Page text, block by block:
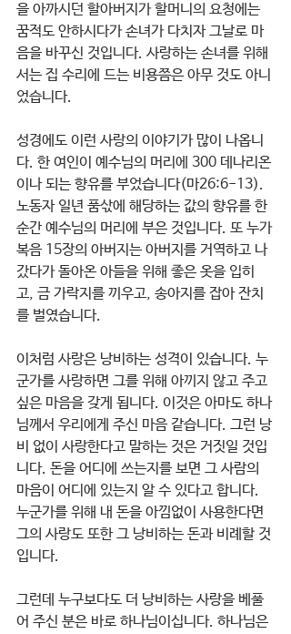
을 아까시던 할아버지가 할머니의 요청에는
꿈적도 안하시다가 손녀가 다치자 그날로 마
음을 바꾸신 것입니다. 사랑하는 손녀를 위해
서는 집 수리에 드는 비용쯤은 아무 것도 아니
었습니다.
성경에도 이런 사랑의 이야기가 많이 나옵니
다. 한 여인이 예수님의 머리에 300 데나리온
이나 되는 향유를 부었습니다(마26:6-13).
노동자 일년 품삯에 해당하는 값의 향유를 한
순간 예수님의 머리에 부은 것입니다. 또 누가
복음 15장의 아버지는 아버지를 거역하고 나
갔다가 돌아온 아들을 위해 좋은 옷을 입히
고, 금 가락지를 끼우고, 송아지를 잡아 잔치
를 벌였습니다.
이처럼 사랑은 낭비하는 성격이 있습니다. 누
군가를 사랑하면 그를 위해 아끼지 않고 주고
싶은 마음을 갖게 됩니다. 이것은 아마도 하나
님께서 우리에게 주신 마음 같습니다. 그런 낭
비 없이 사랑한다고 말하는 것은 거짓일 것입
니다. 돈을 어디에 쓰는지를 보면 그 사람의
마음이 어디에 있는지 알 수 있다고 합니다.
누군가를 위해 내 돈을 아낌없이 사용한다면
그의 사랑도 또한 그 낭비하는 돈과 비례할 것
입니다.
그런데 누구보다도 더 낭비하는 사랑을 베풀
어 주신 분은 바로 하나님이십니다. 하나님은